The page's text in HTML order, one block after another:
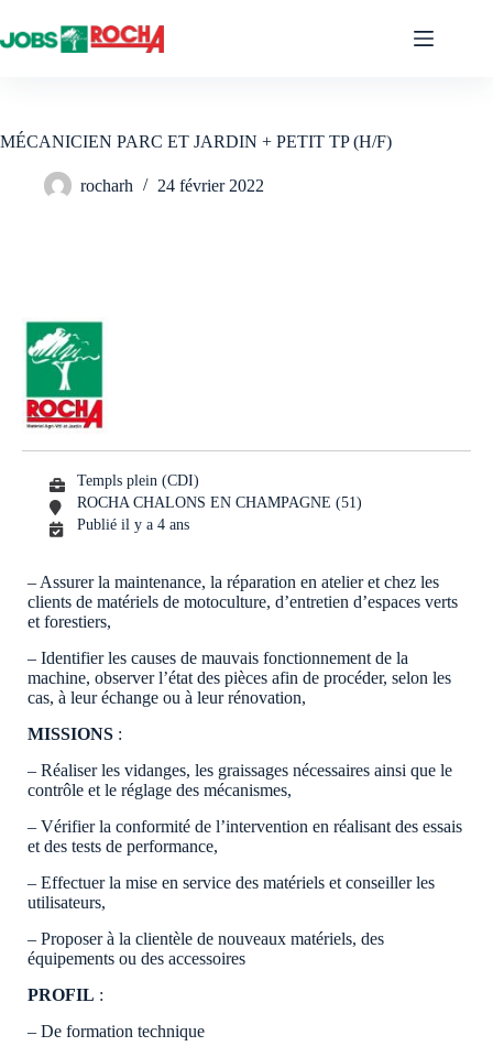
au
contenu
MÉCANICIEN PARC ET JARDIN + PETIT TP (H/F)
rocharh 24 février 2022
Templs plein (CDI)
ROCHA CHALONS EN CHAMPAGNE (51)
Publié il y a 4 ans
– Assurer la maintenance, la réparation en atelier et chez les
clients de matériels de motoculture, d’entretien d’espaces verts
et forestiers,
– Identifier les causes de mauvais fonctionnement de la
machine, observer l’état des pièces afin de procéder, selon les
cas, à leur échange ou à leur rénovation,
MISSIONS :
– Réaliser les vidanges, les graissages nécessaires ainsi que le
contrôle et le réglage des mécanismes,
– Vérifier la conformité de l’intervention en réalisant des essais
et des tests de performance,
– Effectuer la mise en service des matériels et conseiller les
utilisateurs,
– Proposer à la clientèle de nouveaux matériels, des
équipements ou des accessoires
PROFIL :
– De formation technique